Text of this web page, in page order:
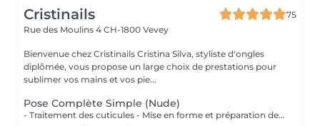
Cristinails
75
Rue des Moulins 4 CH-1800 Vevey
Bienvenue chez Cristinails Cristina Silva, styliste d'ongles
diplômée, vous propose un large choix de prestations pour
sublimer vos mains et vos pie...
Pose Complète Simple (Nude)
- Traitement des cuticules - Mise en forme et préparation de l'ongle - Pose des Tips ou Chablons - Rallonge de l'ongle avec un Gel en couleur Nude - Mise en forme de la structure - Déco ou Strass si souhaiter - Pose de FinishGel - Soin et Massage *Merci d'avertir si il faut faire une depose de vernis ou autre